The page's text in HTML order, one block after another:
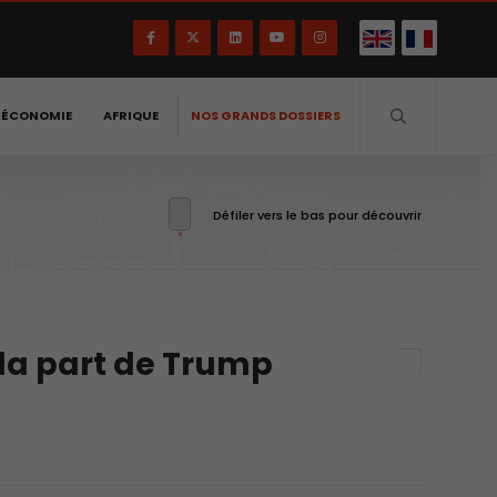
AFRIQUE NOS GRANDS DOSSIERS
Défiler vers le bas pour découvrir
part de Trump